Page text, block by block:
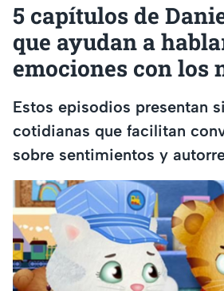
5 capítulos de
que ayudan a
emociones con los
Estos episodios presentan
cotidianas que facilitan
sobre sentimientos y